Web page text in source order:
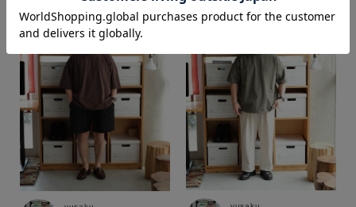
商品タイプ
通常商品 予約商品